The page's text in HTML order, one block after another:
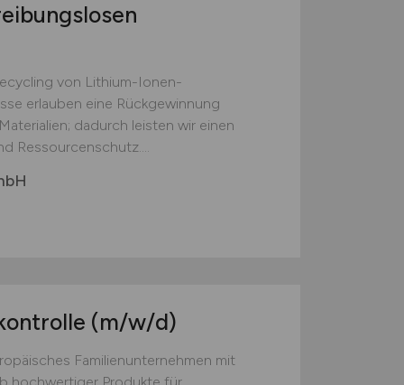
von Lithium-Ionen-
erlauben eine Rückgewinnung
dadurch leisten wir einen
Ressourcenschutz....
(m/w/d)
Familienunternehmen mit